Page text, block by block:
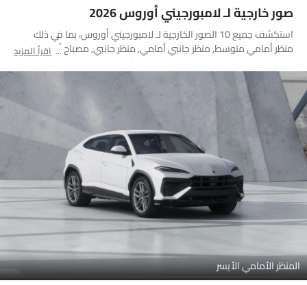
صور خارجية لـ لامبورجيني أوروس 2026
استكشف جميع 10 الصور الخارجية لـ لامبورجيني أوروس، بما في ذلك
منظر أمامي متوسط, منظر جانبي أمامي, منظر جانبي, مصباح أمامي,
مصباح خلفي, عجلة, منظر الشبك الأمامي, أنبوب العادم, غطاء الوقود
مفتوح, عرض متوسط خلفي
اقرأ المزيد
المنظر الأمامي الأيسر